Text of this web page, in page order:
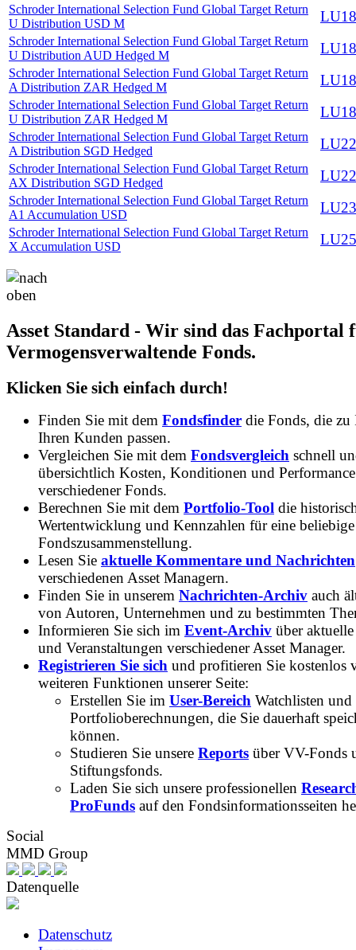
Schroder International Selection Fund Global Target Return
U Distribution USD M
Schroder International Selection Fund Global Target Return
U Distribution AUD Hedged M
Schroder International Selection Fund Global Target Return
A Distribution ZAR Hedged M
Schroder International Selection Fund Global Target Return
U Distribution ZAR Hedged M
Schroder International Selection Fund Global Target Return
A Distribution SGD Hedged
Schroder International Selection Fund Global Target Return
AX Distribution SGD Hedged
Schroder International Selection Fund Global Target Return
A1 Accumulation USD
Schroder International Selection Fund Global Target Return
X Accumulation USD
Asset Standard - Wir sind das Fachportal
Vermogensverwaltende Fonds.
Klicken Sie sich einfach durch!
Finden Sie mit dem Fondsfinder die Fonds, die zu
Ihren Kunden passen.
Vergleichen Sie mit dem Fondsvergleich schnell
übersichtlich Kosten, Konditionen und Performance
verschiedener Fonds.
Berechnen Sie mit dem Portfolio-Tool die
Wertentwicklung und Kennzahlen für eine beliebige
Fondszusammenstellung.
Lesen Sie aktuelle Kommentare und Nachrichten
verschiedenen Asset Managern.
Finden Sie in unserem Nachrichten-Archiv auch
von Autoren, Unternehmen und zu bestimmten
Informieren Sie sich im Event-Archiv über
und Veranstaltungen verschiedener Asset Manager.
Registrieren Sie sich und profitieren Sie kostenlos
weiteren Funktionen unserer Seite:
Erstellen Sie im User-Bereich Watchlisten und
Portfolioberechnungen, die Sie dauerhaft
können.
Studieren Sie unsere Reports über VV-Fonds
Stiftungsfonds.
Laden Sie sich unsere professionellen
ProFunds auf den Fondsinformationsseiten
Social
MMD Group
Datenquelle
Datenschutz